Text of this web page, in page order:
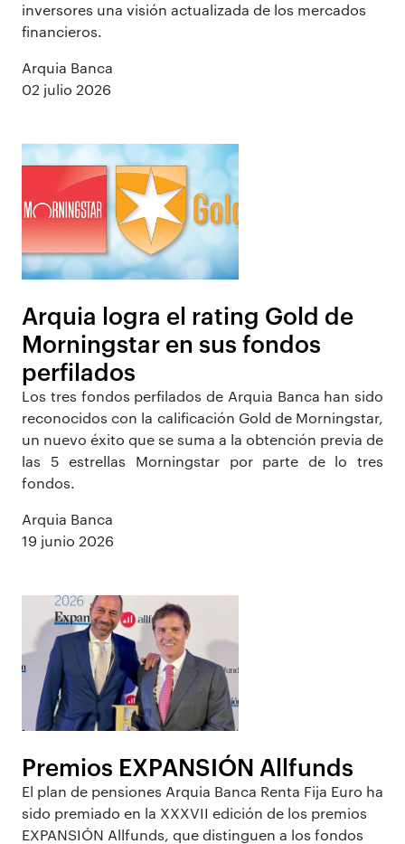
inversores una visión actualizada de los mercados
financieros.
Arquia Banca
02 julio 2026
Arquia logra el rating Gold de
Morningstar en sus fondos
perfilados
Los tres fondos perfilados de Arquia Banca han sido
reconocidos con la calificación Gold de Morningstar,
un nuevo éxito que se suma a la obtención previa de
las 5 estrellas Morningstar por parte de lo tres
fondos.
Arquia Banca
19 junio 2026
Premios EXPANSIÓN Allfunds
El plan de pensiones Arquia Banca Renta Fija Euro ha
sido premiado en la XXXVII edición de los premios
EXPANSIÓN Allfunds, que distinguen a los fondos